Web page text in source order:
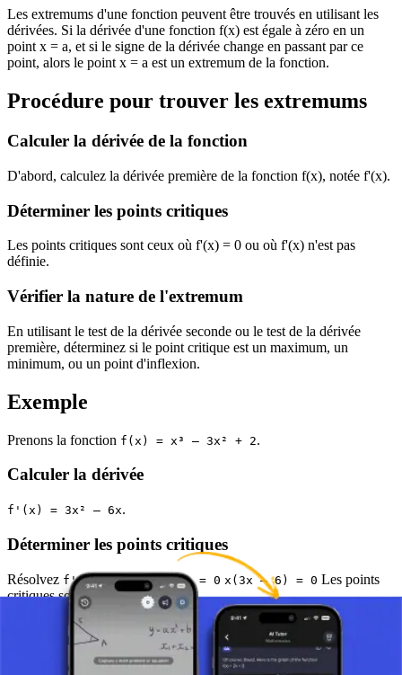
Les extremums d'une fonction peuvent être trouvés en utilisant les
dérivées. Si la dérivée d'une fonction f(x) est égale à zéro en un
point x = a, et si le signe de la dérivée change en passant par ce
point, alors le point x = a est un extremum de la fonction.
Procédure pour trouver les extremums
Calculer la dérivée de la fonction
D'abord, calculez la dérivée première de la fonction f(x), notée f'(x).
Déterminer les points critiques
Les points critiques sont ceux où f'(x) = 0 ou où f'(x) n'est pas
définie.
Vérifier la nature de l'extremum
En utilisant le test de la dérivée seconde ou le test de la dérivée
première, déterminez si le point critique est un maximum, un
minimum, ou un point d'inflexion.
Exemple
Prenons la fonction f(x) = x³ – 3x² + 2.
Calculer la dérivée
f'(x) = 3x² – 6x.
Déterminer les points critiques
Résolvez f'(x) = 0.3x² – 6x = 0 x(3x – 6) = 0 Les points
critiques sontx = 0etx = 2
Vérifier la nature de l'extremum (en utilisant le test
de la dérivée première)